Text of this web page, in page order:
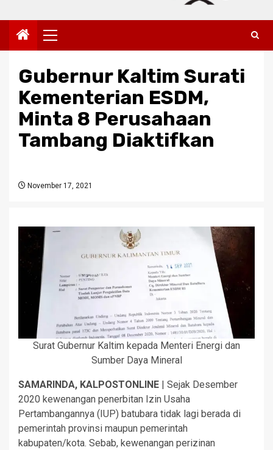
Primary
Menu
Gubernur Kaltim Surati
Kementerian ESDM,
Minta 8 Perusahaan
Tambang Diaktifkan
November 17, 2021
Surat Gubernur Kaltim kepada Menteri Energi dan
Sumber Daya Mineral
SAMARINDA, KALPOSTONLINE | Sejak Desember
2020 kewenangan penerbitan Izin Usaha
Pertambangannya (IUP) batubara tidak lagi berada di
pemerintah provinsi maupun pemerintah
kabupaten/kota. Sebab, kewenangan perizinan